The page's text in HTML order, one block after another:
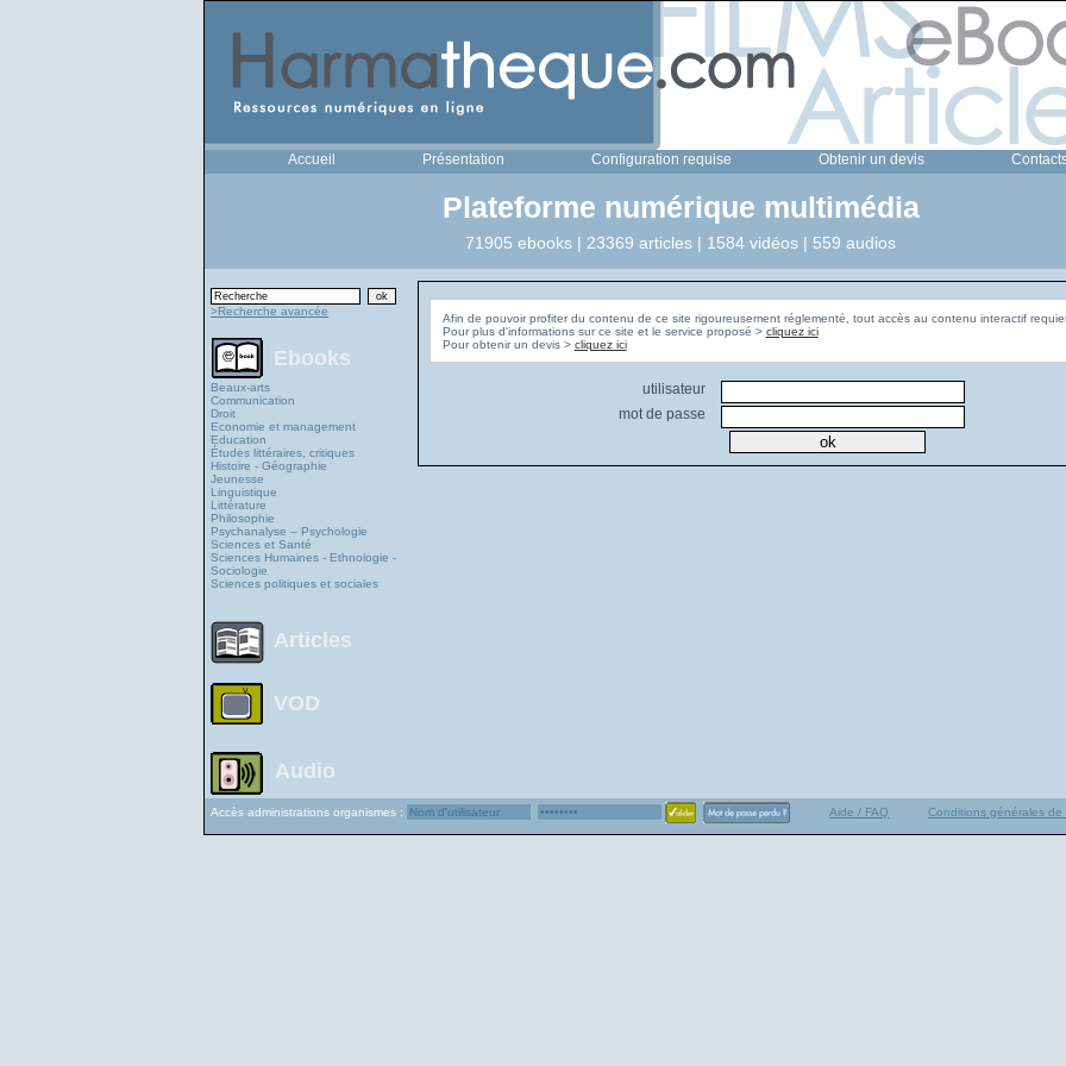
Accueil Présentation Configuration requise Obtenir un devis
Plateforme numérique multimédia
71905 ebooks | 23369 articles | 1584 vidéos | 559 audios
>Recherche avancée
Ebooks
Beaux-arts
Communication
Droit
Economie et management
Education
Études littéraires, critiques
Histoire - Géographie
Jeunesse
Linguistique
Littérature
Philosophie
Psychanalyse – Psychologie
Sciences et Santé
Sciences Humaines - Ethnologie -
Sociologie
Sciences politiques et sociales
Articles
VOD
Audio
Afin de pouvoir profiter du contenu de ce site rigoureusement réglementé, tout accès au contenu interactif
Pour plus d'informations sur ce site et le service proposé > cliquez ici
Pour obtenir un devis > cliquez ici
utilisateur
mot de passe
Accès administrations organismes : Aide / FAQ Conditions générales de